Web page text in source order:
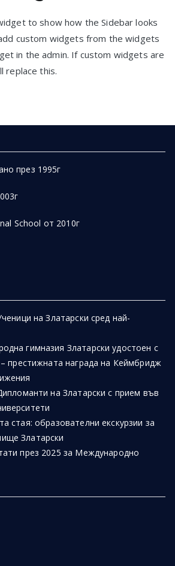
to show how the Sidebar looks
custom widgets from the widgets
in the admin. If custom widgets are
replace this.
през 1995г
School от 2010г
на Златарски сред най-
гимназия Златарски удостоен с
– престижната награда на Кеймбридж
на Златарски с прием във
стая: образователни екскурзии за
Златарски
през 2025 за Международно